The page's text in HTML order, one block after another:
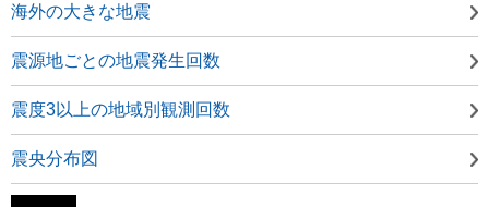
海外の大きな地震
震源地ごとの地震発生回数
震度3以上の地域別観測回数
震央分布図